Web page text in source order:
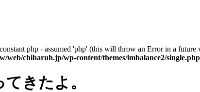
php - assumed 'php' (this will throw an Error in a future
web/chiharuh.jp/wp-content/themes/imbalance2/single.php
きたよ。